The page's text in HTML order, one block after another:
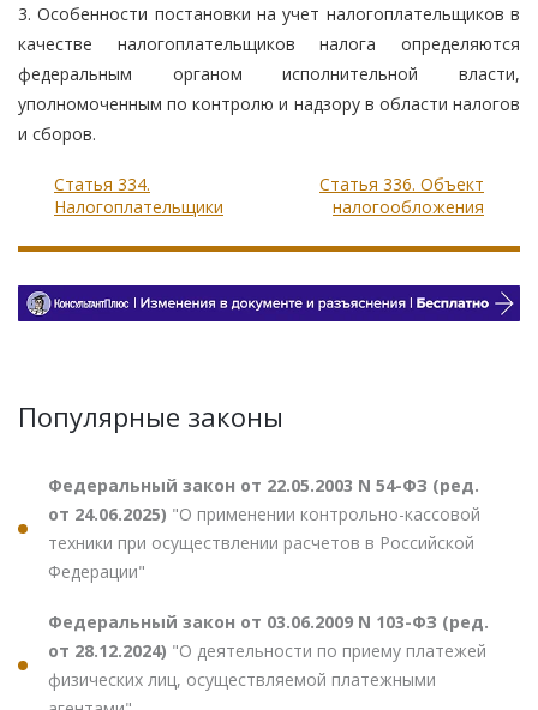
3. Особенности постановки на учет налогоплательщиков в
качестве налогоплательщиков налога определяются
федеральным органом исполнительной власти,
уполномоченным по контролю и надзору в области налогов
и сборов.
Статья 334.
Налогоплательщики
Статья 336. Объект
налогообложения
Популярные законы
Федеральный закон от 22.05.2003 N 54-ФЗ (ред.
от 24.06.2025) "О применении контрольно-кассовой
техники при осуществлении расчетов в Российской
Федерации"
Федеральный закон от 03.06.2009 N 103-ФЗ (ред.
от 28.12.2024) "О деятельности по приему платежей
физических лиц, осуществляемой платежными